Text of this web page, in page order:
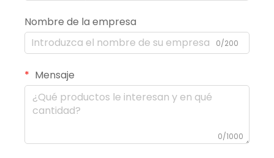
Nombre de la empresa
0/200
Mensaje
0/1000